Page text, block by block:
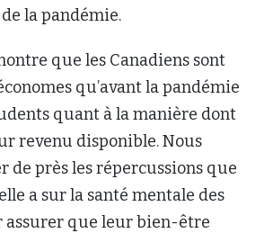
la pandémie.
que les Canadiens sont
qu’avant la pandémie
quant à la manière dont
revenu disponible. Nous
de près les répercussions que
a sur la santé mentale des
assurer que leur bien-être